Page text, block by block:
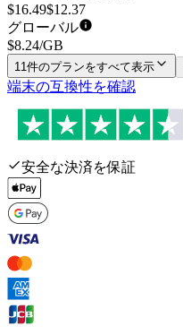
$16.49$12.37
グローバル
$8.24/GB
11件のプランをすべて表示
端末の互換性を確認
安全な決済を保証